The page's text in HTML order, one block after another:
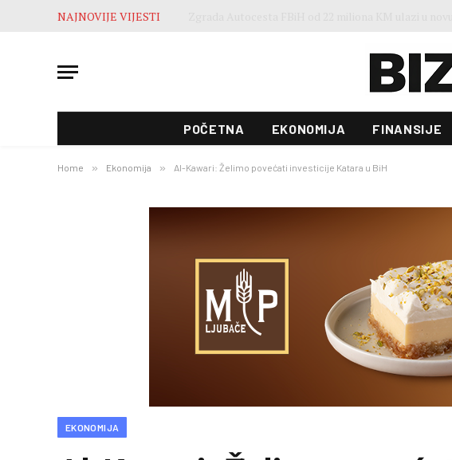
NAJNOVIJE VIJESTI
POČETNA EKONOMIJA FINANSIJE
Home » Ekonomija » Al-Kawari: Želimo povećati investicije Katara u BiH
EKONOMIJA